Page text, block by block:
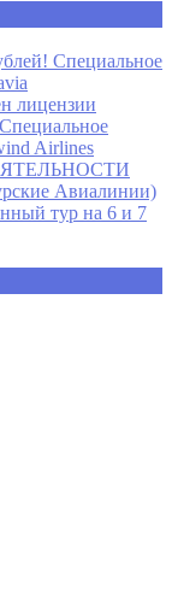
Специальное
лицензии
Airlines
Авиалинии)
тур на 6 и 7